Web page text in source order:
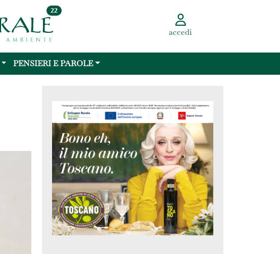
22
accedi
PENSIERI E PAROLE